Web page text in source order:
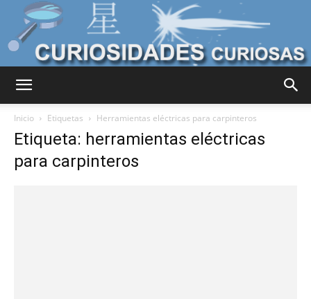
Inicio Etiquetas Herramientas eléctricas para carpinteros
Etiqueta: herramientas eléctricas
para carpinteros